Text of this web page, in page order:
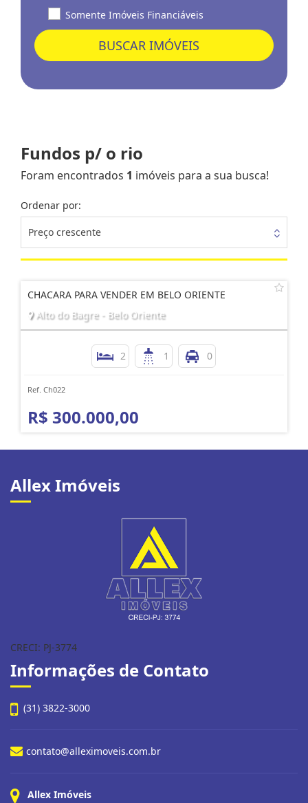
Somente Imóveis Financiáveis
BUSCAR IMÓVEIS
Fundos p/ o rio
Foram encontrados 1 imóveis para a sua busca!
Ordenar por:
Preço crescente
CHACARA PARA VENDER EM BELO ORIENTE
Alto do Bagre - Belo Oriente
2 1 0
Ref. Ch022
R$ 300.000,00
Allex Imóveis
CRECI: PJ-3774
Informações de Contato
(31) 3822-3000
contato@alleximoveis.com.br
Allex Imóveis